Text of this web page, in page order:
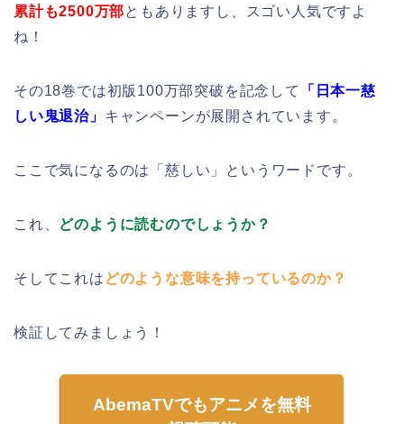
累計も2500万部ともありますし、スゴい人気ですよ
ね！
その18巻では初版100万部突破を記念して
「日本一慈
しい鬼退治」 キャンペーンが展開されています。
ここで気になるのは「慈しい」というワードです。
これ、 どのように読むのでしょうか？
そしてこれは どのような意味を持っているのか？
検証してみましょう！
AbemaTVでもアニメを無料